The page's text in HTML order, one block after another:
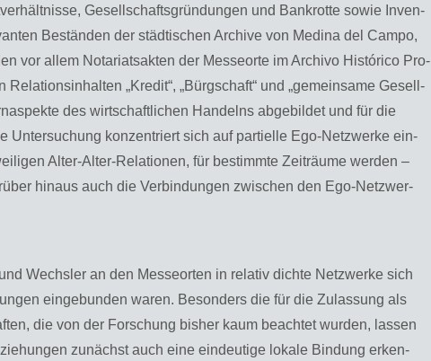
Ge­sell­schafts­grün­dun­gen und Bank­rot­te sowie In­ven­
Be­stän­den der städ­ti­schen Ar­chi­ve von Me­di­na del Campo,
vor allem No­ta­ri­ats­ak­ten der Mes­se­or­te im Ar­chi­vo Histórico Pro­
„Kre­dit“, „Bürg­schaft“ und „ge­mein­sa­me Ge­sell­
des wirt­schaft­li­chen Han­delns ab­ge­bil­det und für die
Un­ter­su­chung kon­zen­triert sich auf par­ti­el­le Ego-Netz­wer­ke ein­
Al­ter-Al­ter-Re­la­tio­nen, für be­stimm­te Zeit­räu­me wer­den –
hin­aus auch die Ver­bin­dun­gen zwi­schen den Ego-Netz­wer­
Wechs­ler an den Mes­se­or­ten in re­la­tiv dich­te Netz­wer­ke sich
ein­ge­bun­den waren. Be­son­ders die für die Zu­las­sung als
die von der For­schung bis­her kaum be­ach­tet wur­den, las­sen
zu­nächst auch eine ein­deu­ti­ge lo­ka­le Bin­dung er­ken­